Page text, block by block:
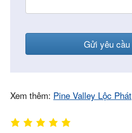
Gửi yêu cầu
Xem thêm: Pine Valley Lộc Phát